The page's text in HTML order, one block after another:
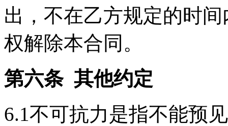
出，不在乙方规定的时
权解除本合同。
第六条 其他约定
6.1不可抗力是指不能预